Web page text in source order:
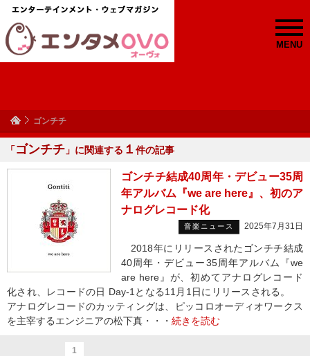
MENU
ゴンチチ
「ゴンチチ 」に関連する １ 件の記事
ゴンチチ結成40周年・デビュー35周
年アルバム『we are here』、初のア
ナログレコード化
音楽ニュース 2025年7月31日
2018年にリリースされたゴンチチ結成
40周年・デビュー35周年アルバム『we
are here』が、初めてアナログレコード
化され、レコードの日 Day-1となる11月1日にリリースされる。
アナログレコードのカッティングは、ピッコロオーディオワークス
を主宰するエンジニアの松下真・・・ 続きを読む
1